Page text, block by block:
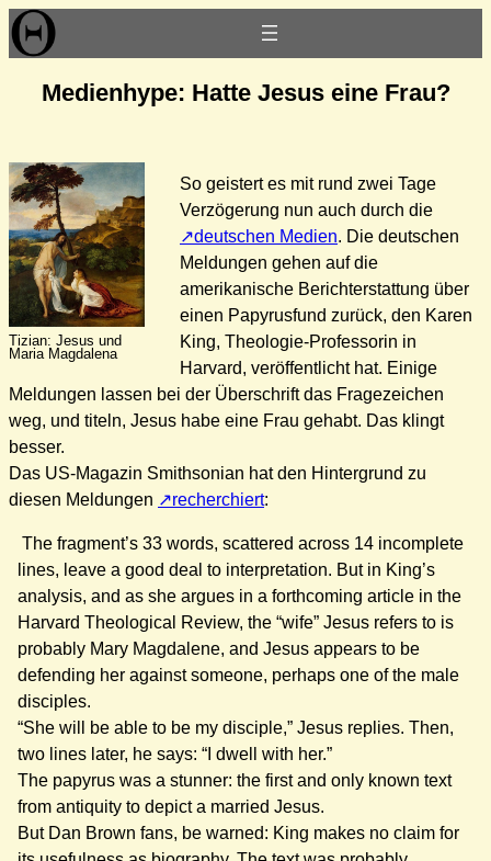
Zum
Inhalt
Medienhype: Hatte Jesus eine Frau?
Tizian: Jesus und
Maria Magdalena
So geistert es mit rund zwei Tage
Verzögerung nun auch durch die
deutschen Medien. Die deutschen
Meldungen gehen auf die
amerikanische Berichterstattung über
einen Papyrusfund zurück, den Karen
King, Theologie-Professorin in
Harvard, veröffentlicht hat. Einige
Meldungen lassen bei der Überschrift das Fragezeichen
weg, und titeln, Jesus habe eine Frau gehabt. Das klingt
besser.
Das US-Magazin Smithsonian hat den Hintergrund zu
diesen Meldungen
recherchiert:
The fragment’s 33 words, scattered across 14 incomplete
lines, leave a good deal to interpretation. But in King’s
analysis, and as she argues in a forthcoming article in the
Harvard Theological Review, the “wife” Jesus refers to is
probably Mary Magdalene, and Jesus appears to be
defending her against someone, perhaps one of the male
disciples.
“She will be able to be my disciple,” Jesus replies. Then,
two lines later, he says: “I dwell with her.”
The papyrus was a stunner: the first and only known text
from antiquity to depict a married Jesus.
But Dan Brown fans, be warned: King makes no claim for